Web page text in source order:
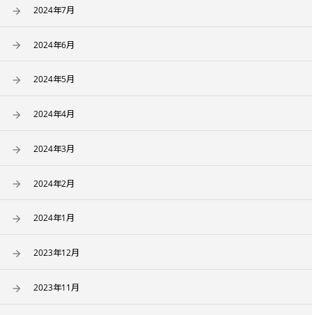
2024年7月
2024年6月
2024年5月
2024年4月
2024年3月
2024年2月
2024年1月
2023年12月
2023年11月